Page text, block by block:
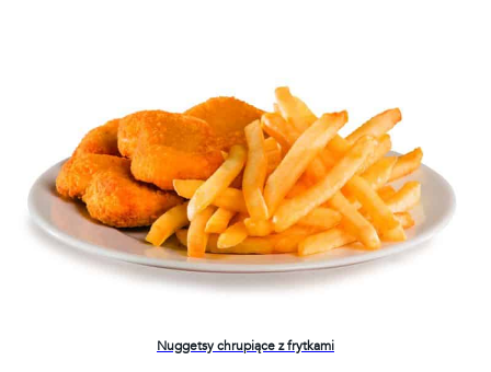
Nuggetsy chrupiące z frytkami